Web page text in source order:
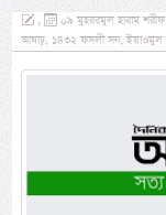
,
০৯ মুহররমুল হারাম
আষাঢ়, ১৪৩২ ফসলী সন, ইয়াওমুল